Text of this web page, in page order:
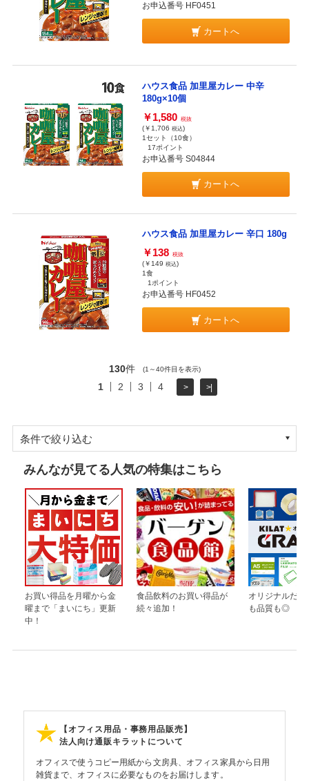
お申込番号 HF0451
カートへ
ハウス食品 加里屋カレー 中辛
180g×10個
￥1,580 税抜
(￥1,706 税込)
1セット（10食）
17ポイント
お申込番号 S04844
カートへ
ハウス食品 加里屋カレー 辛口 180g
￥138 税抜
(￥149 税込)
1食
1ポイント
お申込番号 HF0452
カートへ
130件 (1～40件目を表示)
1 2 3 4 > >|
条件で絞り込む
みんなが見てる人気の特集はこちら
お買い得品を月曜から金
曜まで「まいにち」更新
中！
食品飲料のお買い得品が
続々追加！
オリジナルだか
も品質も◎
【オフィス用品・事務用品販売】
法人向け通販キラットについて
オフィスで使うコピー用紙から文房具、オフィス家具から日用
雑貨まで、オフィスに必要なものをお届けします。